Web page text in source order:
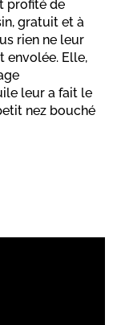
profité de
gratuit et à
rien ne leur
envolée. Elle,
leur a fait le
nez bouché